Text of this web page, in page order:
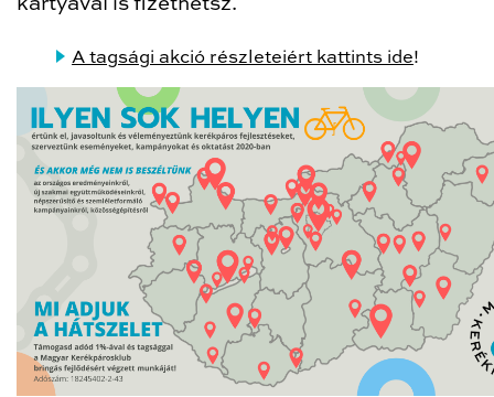
kártyával is fizethetsz.
A tagsági akció részleteiért kattints ide!